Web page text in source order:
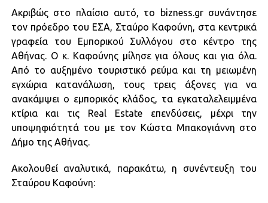
Ακριβώς στο πλαίσιο αυτό, το bizness.gr συνάντησε
τον πρόεδρο του ΕΣΑ, Σταύρο Καφούνη, στα κεντρικά
γραφεία του Εμπορικού Συλλόγου στο κέντρο της
Αθήνας. Ο κ. Καφούνης μίλησε για όλους και για όλα.
Από το αυξημένο τουριστικό ρεύμα και τη μειωμένη
εγχώρια κατανάλωση, τους τρεις άξονες για να
ανακάμψει ο εμπορικός κλάδος, τα εγκαταλελειμμένα
κτίρια και τις Real Estate επενδύσεις, μέχρι την
υποψηφιότητά του με τον Κώστα Μπακογιάννη στο
Δήμο της Αθήνας.
Ακολουθεί αναλυτικά, παρακάτω, η συνέντευξη του
Σταύρου Καφούνη: